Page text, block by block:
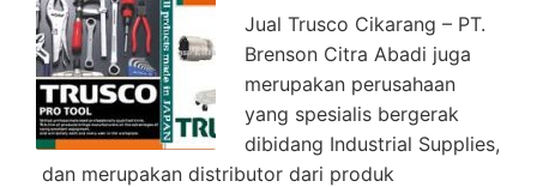
Jual Trusco Cikarang – PT.
Brenson Citra Abadi juga
merupakan perusahaan
yang spesialis bergerak
dibidang Industrial Supplies,
dan merupakan distributor dari produk